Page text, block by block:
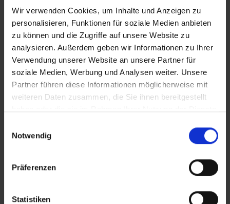
Wir verwenden Cookies, um Inhalte und Anzeigen zu
personalisieren, Funktionen für soziale Medien anbieten
zu können und die Zugriffe auf unsere Website zu
analysieren. Außerdem geben wir Informationen zu Ihrer
Verwendung unserer Website an unsere Partner für
soziale Medien, Werbung und Analysen weiter. Unsere
Partner führen diese Informationen möglicherweise mit
weiteren Daten zusammen, die Sie ihnen bereitgestellt
Notwendig
Präferenzen
Statistiken
Centara Koh Chang Tropicana Resort
Thailand – Koh Chang
Koh Chang